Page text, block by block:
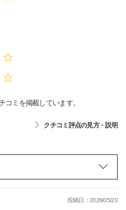
コミを掲載しています。
クチコミ評点の見方・説明
投稿日：2026/05/20